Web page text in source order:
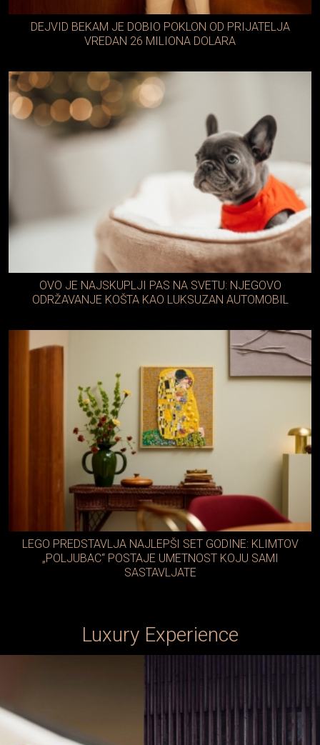
DEJVID BEKAM JE DOBIO POKLON OD PRIJATELJA
VREDAN 26 MILIONA DOLARA
OVO JE NAJSKUPLJI PAS NA SVETU: NJEGOVO
ODRŽAVANJE KOŠTA KAO LUKSUZAN AUTOMOBIL
LEGO PREDSTAVLJA NAJLEPŠI SET GODINE: KLIMTOV
„POLJUBAC“ POSTAJE UMETNOST KOJU SAMI
SASTAVLJATE
Luxury Experience